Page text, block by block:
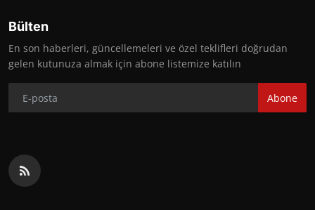
Bülten
En son haberleri, güncellemeleri ve özel teklifleri doğrudan
gelen kutunuza almak için abone listemize katılın
Abone